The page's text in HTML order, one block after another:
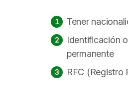
Tener
Identificación
permanente
RFC (Registro